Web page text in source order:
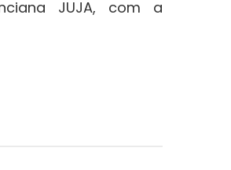
JUJA, com a